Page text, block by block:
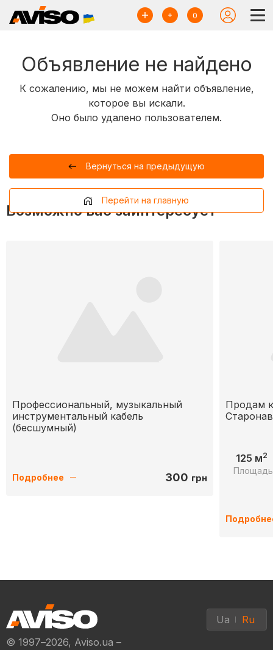
0
Объявление не найдено
К сожалению, мы не можем найти объявление,
которое вы искали.
Оно было удалено пользователем.
Вернуться на предыдущую
Перейти на главную
Возможно вас заинтересует
Профессиональный, музыкальный
инструментальный кабель
(бесшумный)
Подробнее 300 грн
Продам
125 м2
Площадь
© 1997–2026, Aviso.ua –
Ua Ru